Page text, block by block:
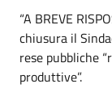
“A BREVE
chiusura il
rese pubbliche
produttive”.